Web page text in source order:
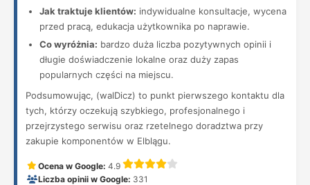
Jak traktuje klientów: indywidualne konsultacje, wycena
przed pracą, edukacja użytkownika po naprawie.
Co wyróżnia: bardzo duża liczba pozytywnych opinii i
długie doświadczenie lokalne oraz duży zapas
popularnych części na miejscu.
Podsumowując, (walDicz) to punkt pierwszego kontaktu dla
tych, którzy oczekują szybkiego, profesjonalnego i
przejrzystego serwisu oraz rzetelnego doradztwa przy
zakupie komponentów w Elblągu.
Ocena w Google: 4.9
Liczba opinii w Google: 331